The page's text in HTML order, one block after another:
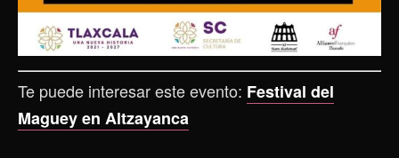
Te puede interesar este evento: Festival del
Maguey en Altzayanca